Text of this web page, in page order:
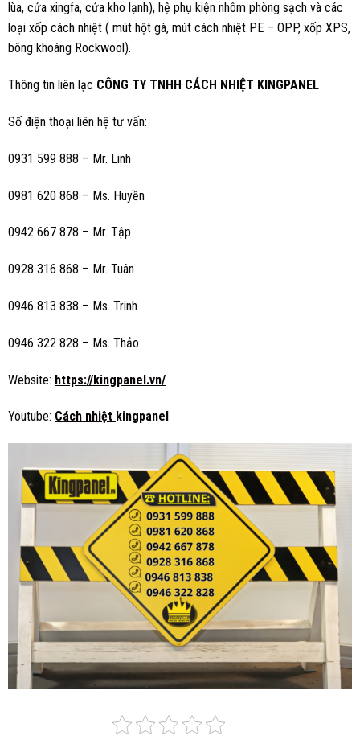
lùa, cửa xingfa, cửa kho lạnh), hệ phụ kiện nhôm phòng sạch và các
loại xốp cách nhiệt ( mút hột gà, mút cách nhiệt PE – OPP, xốp XPS,
bông khoáng Rockwool).
Thông tin liên lạc CÔNG TY TNHH CÁCH NHIỆT KINGPANEL
Số điện thoại liên hệ tư vấn:
0931 599 888 – Mr. Linh
0981 620 868 – Ms. Huyền
0942 667 878 – Mr. Tập
0928 316 868 – Mr. Tuân
0946 813 838 – Ms. Trinh
0946 322 828 – Ms. Thảo
Website: https://kingpanel.vn/
Youtube: Cách nhiệt kingpanel